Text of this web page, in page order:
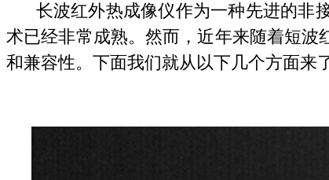
长波红外热成像仪作为一种先进的非
术已经非常成熟。然而，近年来随着短
和兼容性。下面我们就从以下几个方面来